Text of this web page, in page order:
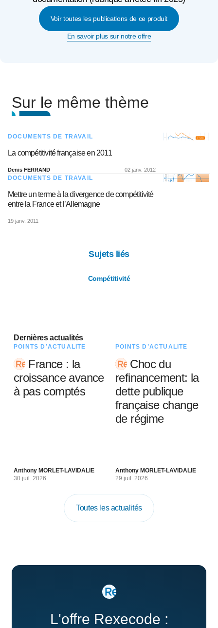
Voir toutes les publications de ce produit
En savoir plus sur notre offre
Sur le même thème
DOCUMENTS DE TRAVAIL
La compétitivité française en 2011
Denis FERRAND 02 janv. 2012
DOCUMENTS DE TRAVAIL
Mettre un terme à la divergence de compétitivité
entre la France et l’Allemagne
19 janv. 2011
Sujets liés
Compétitivité
Dernières actualités
POINTS D’ACTUALITÉ
France : la
croissance avance
à pas comptés
Anthony MORLET-LAVIDALIE
30 juil. 2026
POINTS D’ACTUALITÉ
Choc du
refinancement: la
dette publique
française change
de régime
Anthony MORLET-LAVIDALIE
29 juil. 2026
Toutes les actualités
L'offre Rexecode :